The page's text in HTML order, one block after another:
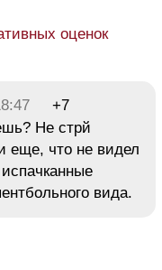
оценок
+7
Не стрй
еще, что не видел
вида.